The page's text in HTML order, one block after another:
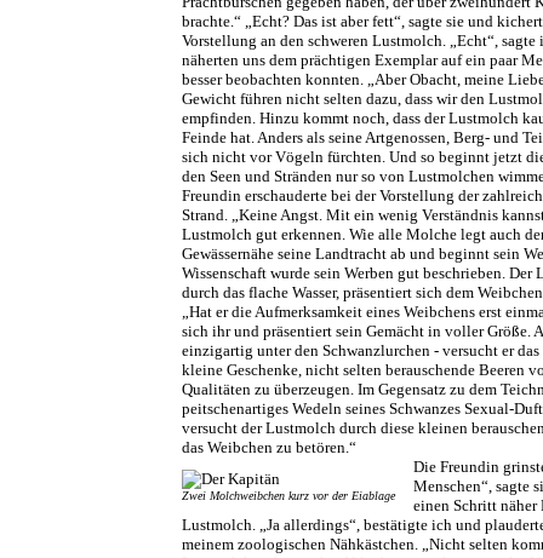
brachte.“ „Echt? Das ist aber fett“, sagte sie und
Vorstellung an den schweren Lustmolch. „Echt“,
näherten uns dem prächtigen Exemplar auf ein paar
besser beobachten konnten. „Aber Obacht, meine
Gewicht führen nicht selten dazu, dass wir den
empfinden. Hinzu kommt noch, dass der Lustmolch
Feinde hat. Anders als seine Artgenossen, Berg- und
sich nicht vor Vögeln fürchten. Und so beginnt jetzt
den Seen und Stränden nur so von Lustmolchen
Freundin erschauderte bei der Vorstellung der
Strand. „Keine Angst. Mit ein wenig Verständnis
Lustmolch gut erkennen. Wie alle Molche legt auch
Gewässernähe seine Landtracht ab und beginnt sein
Wissenschaft wurde sein Werben gut beschrieben. Der
durch das flache Wasser, präsentiert sich dem
„Hat er die Aufmerksamkeit eines Weibchens erst
sich ihr und präsentiert sein Gemächt in voller Größe.
einzigartig unter den Schwanzlurchen - versucht er
kleine Geschenke, nicht selten berauschende Beeren
Qualitäten zu überzeugen. Im Gegensatz zu dem
peitschenartiges Wedeln seines Schwanzes Sexual-
versucht der Lustmolch durch diese kleinen
das Weibchen zu betören.“
Zwei Molchweibchen kurz vor der Eiablage
Die Freundin
Menschen“, sagte
einen Schritt
Lustmolch. „Ja allerdings“, bestätigte ich und
meinem zoologischen Nähkästchen. „Nicht selten